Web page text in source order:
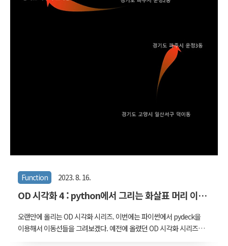
람을 표현해보자. 이 글은 두 개의 레퍼런스와 본 글로 구성된다. 이 글
Function 2023. 8. 16.
OD 시각화 4 : python에서 그리는 화살표 머리 이동
오랜만에 올리는 OD 시각화 시리즈. 이번에는 파이썬에서 pydeck을
이용해서 이동선들을 그려보겠다. 예전에 올렸던 OD 시각화 시리즈는